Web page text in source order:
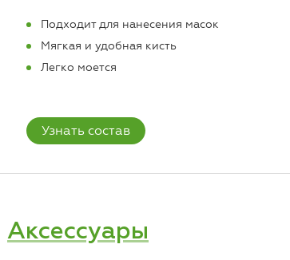
Подходит для нанесения масок
Мягкая и удобная кисть
Легко моется
Узнать состав
Аксессуары